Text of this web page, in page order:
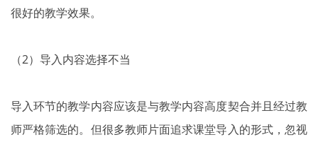
很好的教学效果。
（2）导入内容选择不当
导入环节的教学内容应该是与教学内容高度契合并且经过教
师严格筛选的。但很多教师片面追求课堂导入的形式，忽视